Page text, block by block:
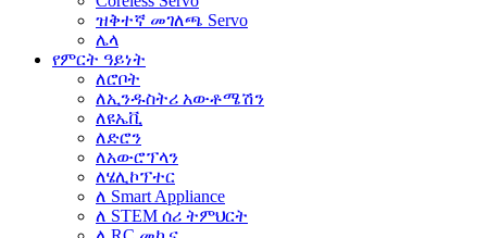
ዝቅተኛ መገለጫ Servo
ሌላ
የምርት ዓይነት
ለሮቦት
ለኢንዱስትሪ አውቶሜሽን
ለዩኤቪ
ለድሮን
ለአውሮፕላን
ለሄሊኮፕተር
ለ Smart Appliance
ለ STEM ሰሪ ትምህርት